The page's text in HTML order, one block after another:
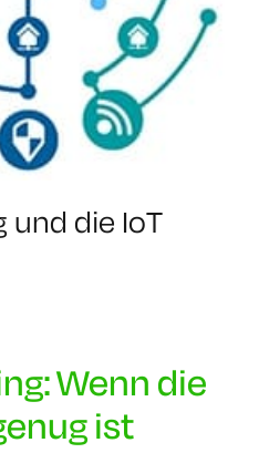
und die IoT
Wenn die
ist